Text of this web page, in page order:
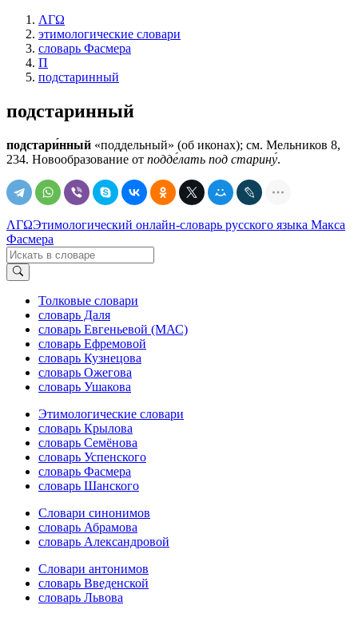
ΛΓΩ
этимологические словари
словарь Фасмера
П
подстаринный
подстаринный
подстари́нный «поддельный» (об иконах); см. Мельников 8,
234. Новообразование от подде́лать под старину́.
ΛΓΩЭтимологический онлайн-словарь русского языка Макса
Фасмера
Толковые словари
словарь Даля
словарь Евгеньевой (МАС)
словарь Ефремовой
словарь Кузнецова
словарь Ожегова
словарь Ушакова
Этимологические словари
словарь Крылова
словарь Семёнова
словарь Успенского
словарь Фасмера
словарь Шанского
Словари синонимов
словарь Абрамова
словарь Александровой
Словари антонимов
словарь Введенской
словарь Львова